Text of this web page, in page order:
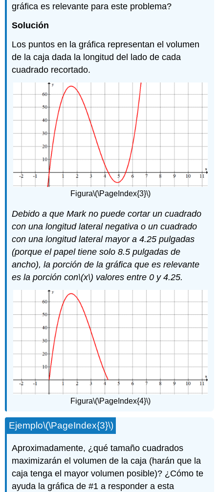
gráfica es relevante para este problema?
Solución
Los puntos en la gráfica representan el volumen
de la caja dada la longitud del lado de cada
cuadrado recortado.
Figura\(\PageIndex{3}\)
Debido a que Mark no puede cortar un cuadrado
con una longitud lateral negativa o un cuadrado
con una longitud lateral mayor a 4.25 pulgadas
(porque el papel tiene solo 8.5 pulgadas de
ancho), la porción de la gráfica que es relevante
es la porción con\(x\) valores entre 0 y 4.25.
Figura\(\PageIndex{4}\)
Ejemplo\(\PageIndex{3}\)
Aproximadamente, ¿qué tamaño cuadrados
maximizarán el volumen de la caja (harán que la
caja tenga el mayor volumen posible)? ¿Cómo te
ayuda la gráfica de #1 a responder a esta